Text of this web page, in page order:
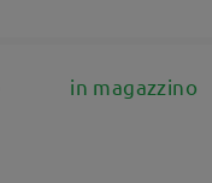
in magazzino